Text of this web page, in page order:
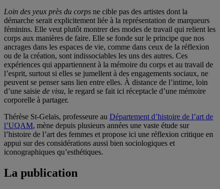
Loin des yeux près du corps ne cible pas des artistes dont la
démarche serait explicitement liée à la représentation de marqueurs
féminins. Elle veut plutôt montrer des modes de travail qui relient les
corps aux manières de faire. Elle se fonde sur le principe que nos
ancrages dans les espaces de vie, comme dans ceux de la réflexion
ou de la création, sont indissociables les uns des autres. Ces
expériences qui appartiennent à la mémoire du corps et au travail de
l’esprit, surtout si elles se jumellent à des engagements sociaux, ne
peuvent se penser sans lien entre elles. À distance de l’intime, loin
d’une saisie de visu, le regard se fait ici réceptacle d’une mémoire
corporelle à partager.
Thérèse St-Gelais, professeure au Département d’histoire de l’art de
l’UQAM, mène depuis plusieurs années une vaste étude sur
l’histoire de l’art des femmes et propose ici une réflexion critique en
appui sur des considérations aussi bien sociologiques et
iconographiques qu’esthétiques.
La publication